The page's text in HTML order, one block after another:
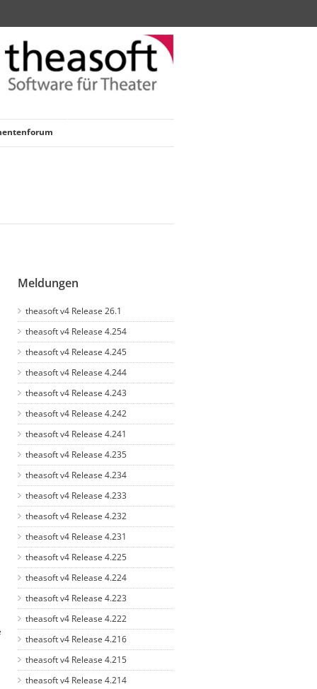
Meldungen
theasoft v4 Release 26.1
theasoft v4 Release 4.254
theasoft v4 Release 4.245
theasoft v4 Release 4.244
theasoft v4 Release 4.243
theasoft v4 Release 4.242
theasoft v4 Release 4.241
theasoft v4 Release 4.235
theasoft v4 Release 4.234
theasoft v4 Release 4.233
theasoft v4 Release 4.232
theasoft v4 Release 4.231
theasoft v4 Release 4.225
theasoft v4 Release 4.224
theasoft v4 Release 4.223
theasoft v4 Release 4.222
theasoft v4 Release 4.216
theasoft v4 Release 4.215
theasoft v4 Release 4.214